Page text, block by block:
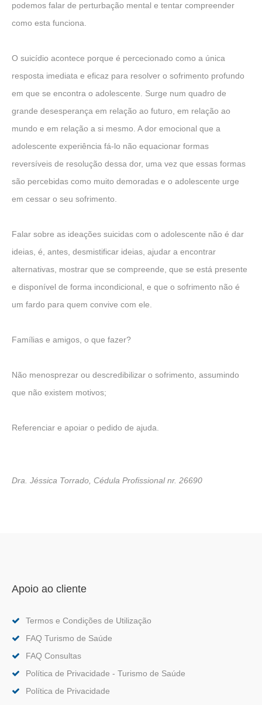
podemos falar de perturbação mental e tentar compreender
como esta funciona.
O suicídio acontece porque é percecionado como a única
resposta imediata e eficaz para resolver o sofrimento profundo
em que se encontra o adolescente. Surge num quadro de
grande desesperança em relação ao futuro, em relação ao
mundo e em relação a si mesmo. A dor emocional que a
adolescente experiência fá-lo não equacionar formas
reversíveis de resolução dessa dor, uma vez que essas formas
são percebidas como muito demoradas e o adolescente urge
em cessar o seu sofrimento.
Falar sobre as ideações suicidas com o adolescente não é dar
ideias, é, antes, desmistificar ideias, ajudar a encontrar
alternativas, mostrar que se compreende, que se está presente
e disponível de forma incondicional, e que o sofrimento não é
um fardo para quem convive com ele.
Famílias e amigos, o que fazer?
Não menosprezar ou descredibilizar o sofrimento, assumindo
que não existem motivos;
Referenciar e apoiar o pedido de ajuda.
Dra. Jéssica Torrado, Cédula Profissional nr. 26690
Apoio ao cliente
Termos e Condições de Utilização
FAQ Turismo de Saúde
FAQ Consultas
Política de Privacidade - Turismo de Saúde
Política de Privacidade